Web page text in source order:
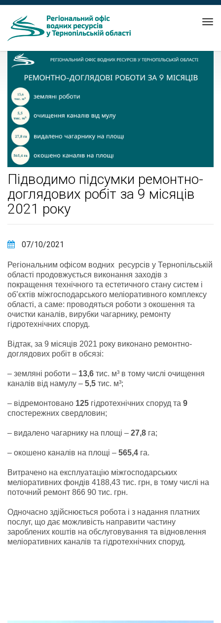
Підводимо підсумки ремонтно-
доглядових робіт за 9 місяців
2021 року
07/10/2021
Регіональним офісом водних ресурсів у Тернопільській
області продовжується виконання заходів з
покращення технічного та естетичного стану систем і
об’єктів міжгосподарського меліоративного комплексу
області, а саме: проводяться роботи з окошення та
очистки каналів, вирубки чагарнику, ремонту
гідротехнічних споруд.
Відтак, за 9 місяців 2021 року виконано ремонтно-
доглядових робіт в обсязі:
– земляні роботи – 13,6 тис. м³ в тому числі очищення
каналів від намулу – 5,5 тис. м³;
– відремонтовано 125 гідротехнічних споруд та 9
спостережних свердловин;
– видалено чагарнику на площі – 27,8 га;
– окошено каналів на площі – 565,4 га.
Витрачено на експлуатацію міжгосподарських
меліоративних фондів 4188,43 тис. грн, в тому числі на
поточний ремонт 866 90 тис. грн.
Одночасно здійснюється робота і з надання платних
послуг, що дає можливість направити частину
зароблених коштів на обслуговування та відновлення
меліоративних каналів та гідротехнічних споруд.